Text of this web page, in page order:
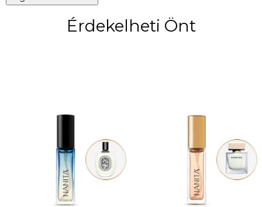
Érdekelheti Önt